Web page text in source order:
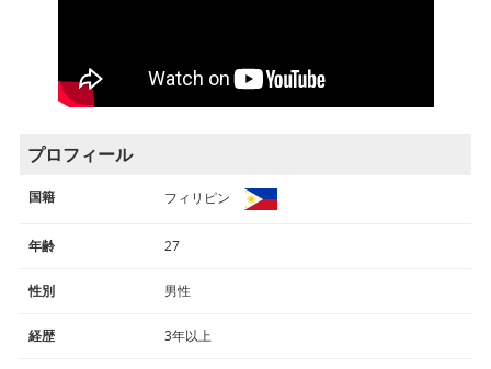
プロフィール
国籍 フィリピン
年齢 27
性別 男性
経歴 3年以上